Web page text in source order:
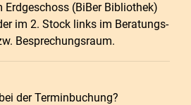
Erdgeschoss (BiBer Bibliothek)
im 2. Stock links im Beratungs-
Besprechungsraum.
der Terminbuchung?